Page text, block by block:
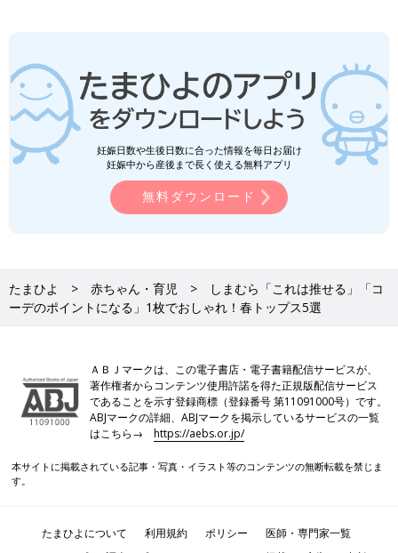
と！
ユニクロ「大人カジュアルに必須！」
「重ね着スタイルにも大活躍！」元アパ
レル店員ライターおすすめ★ロンT4選
ロンTが活躍する季節がやってきましたね。暖
かい日は一枚で着て、肌寒い日にはインナーと
しても◎。形やシルエット、色味など種類も豊
富に展開されており、何枚持ってても大活躍す
で使えるトップス4選
H＆МとZARAでは、春先から夏まで使えるトッ
プスがたくさん販売されています。レース素材
のワンピースやワンショルダートップス、半袖
の春先から夏まで使えるアイテムをご紹介しま
す。
ね！デザイン性が高いのはもちろんのこと、着まわし力が高いも
のや、初夏まで着られるものなど、幅広いアイテムが販売されて
います。簡単におしゃれを楽しみたい人は、ぜひしまむらでチェ
ックしてくださいね♪
●記事内容でご紹介している投稿、リンク先は削除される場合が
妊娠日数や生後日数に合った情報を毎日お届け
妊娠中から産後まで長く使える無料アプリ
無料ダウンロード
たまひよ 赤ちゃん・育児
しまむら「これは推せる」「コ
ーデのポイントになる」1枚でおしゃれ！春トップス5選
ＡＢＪマークは、この電子書店・電子書籍配信サービスが、
著作権者からコンテンツ使用許諾を得た正規版配信サービス
であることを示す登録商標（登録番号 第11091000号）です。
ABJマークの詳細、ABJマークを掲示しているサービスの一覧
はこちら→https://aebs.or.jp/
本サイトに掲載されている記事・写真・イラスト等のコンテンツの無断転載を禁じま
す。
たまひよについて 利用規約 ポリシー
医師・専門家一覧